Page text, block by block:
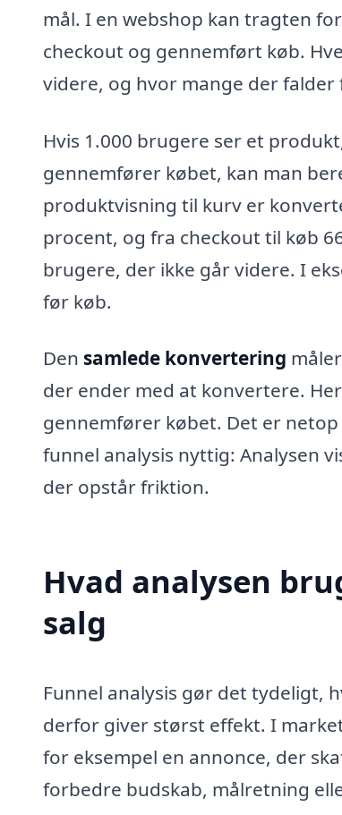
mål. I en webshop kan tragten
checkout og gennemført køb.
videre, og hvor mange der falder
Hvis 1.000 brugere ser et
gennemfører købet, kan man
produktvisning til kurv er
procent, og fra checkout til køb
brugere, der ikke går videre. I
før køb.
Den samlede konvertering
der ender med at konvertere.
gennemfører købet. Det er
funnel analysis nyttig: Analysen
der opstår friktion.
Hvad analysen
salg
Funnel analysis gør det tydeligt,
derfor giver størst effekt. I
for eksempel en annonce, der
forbedre budskab, målretning